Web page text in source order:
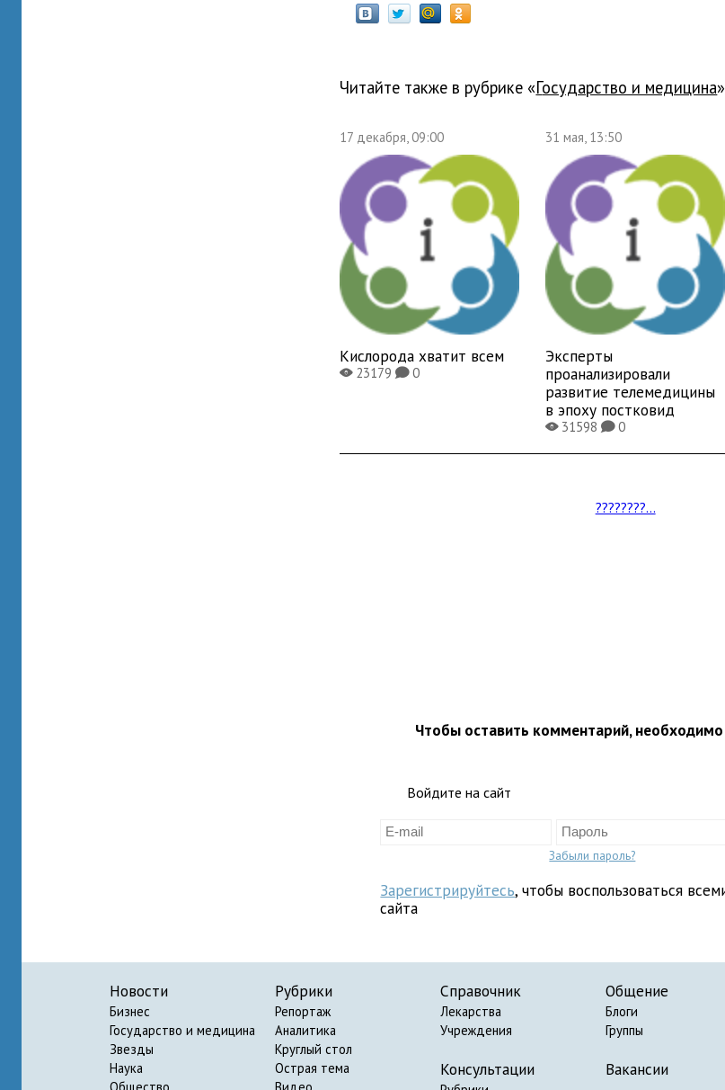
Читайте также в рубрике « государство и медицина»
17 декабря, 09:00
Кислорода хватит всем
X23179K0
31 мая, 13:50
Эксперты
проанализировали
развитие телемедицины
в эпоху постковид
X31598K0
????????...
Чтобы оставить комментарий, необходимо
Войдите на сайт
Забыли пароль?
Зарегистрируйтесь, чтобы воспользоваться
сайта
Новости
Бизнес
Государство и медицина
Звезды
Наука
Рубрики
Репортаж
Аналитика
Круглый стол
Острая тема
Справочник
Лекарства
Учреждения
Консультации
Общение
Блоги
Группы
Вакансии